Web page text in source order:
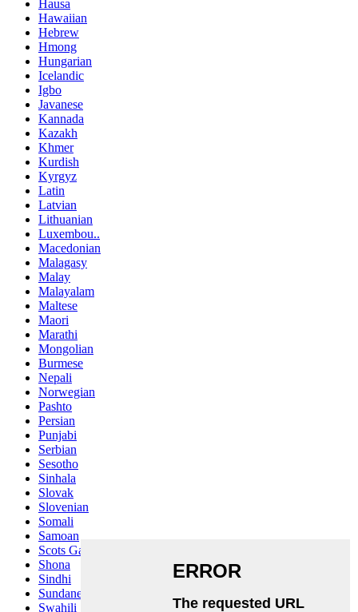
Hausa
Hawaiian
Hebrew
Hmong
Hungarian
Icelandic
Igbo
Javanese
Kannada
Kazakh
Khmer
Kurdish
Kyrgyz
Latin
Latvian
Lithuanian
Luxembou..
Macedonian
Malagasy
Malay
Malayalam
Maltese
Maori
Marathi
Mongolian
Burmese
Nepali
Norwegian
Pashto
Persian
Punjabi
Serbian
Sesotho
Sinhala
Slovak
Slovenian
Somali
Samoan
Scots Gaelic
Shona
Sindhi
Sundanese
Swahili